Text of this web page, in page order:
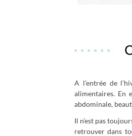
A l’entrée de
alimentaires. En
abdominale,
Il n’est pas
retrouver dans